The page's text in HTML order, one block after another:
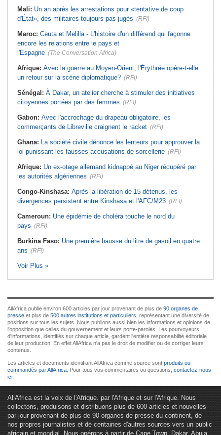
Mali: Un an après les arrestations pour «tentative de coup
d'État», des militaires toujours pas jugés (RFI)
Maroc: Ceuta et Melilla - L'histoire d'un différend qui façonne
encore les relations entre le pays et
l'Espagne (The Conversation Africa)
Afrique: Avec la guerre au Moyen-Orient, l'Érythrée opère-t-elle
un retour sur la scène diplomatique? (RFI)
Sénégal: À Dakar, un atelier cherche à stimuler des initiatives
citoyennes portées par des femmes (RFI)
Gabon: Avec l'accrochage du drapeau obligatoire, les
commerçants de Libreville craignent le racket (RFI)
Ghana: La société civile dénonce les lenteurs pour approuver la
loi punissant les fausses accusations de sorcellerie (RFI)
Afrique: Un ex-otage allemand kidnappé au Niger récupéré par
les autorités algériennes (RFI)
Congo-Kinshasa: Après la libération de 15 détenus, les
divergences persistent entre Kinshasa et l'AFC/M23 (RFI)
Cameroun: Une épidémie de choléra touche le nord du
pays (RFI)
Burkina Faso: Une première hausse du litre de gasoil en quatre
ans (RFI)
Voir Plus »
AllAfrica publie environ 600 articles par jour provenant de plus de 90 organes de
presse et plus de 500 autres institutions et particuliers , représentant une diversité de
positions sur tous les sujets. Nous publions aussi bien les informations et opinions de
l'opposition que celles du gouvernement et leurs porte-paroles. Les pourvoyeurs
d'informations, identifiés sur chaque article, gardent l'entière responsabilité éditoriale
de leur production. En effet AllAfrica n'a pas le droit de modifier ou de corriger leurs
contenus.
Les articles et documents identifiant AllAfrica comme source sont produits ou
commandés par AllAfrica . Pour tous vos commentaires ou questions, contactez-nous
ici
AllAfrica est la voix de l'Afrique. par l'Afrique et sur l'Afrique. Nous
collectons, produisons et distribuons plus de 600 articles et nouvelles
par jour provenant de plus de 90 organes de presse du continent, de
nos propres journalistes et de centaines d'autres sources vers un public
africain et mondial. Nous opérons à partir de Cape Town, Dakar, Abuja,